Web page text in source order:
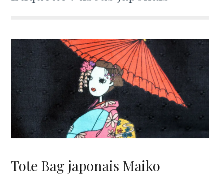
Tote Bag japonais Maiko